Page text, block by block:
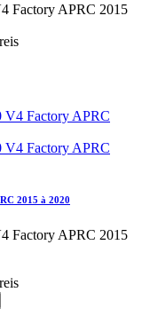
Factory APRC 2015
2015 à 2020
Factory APRC 2015